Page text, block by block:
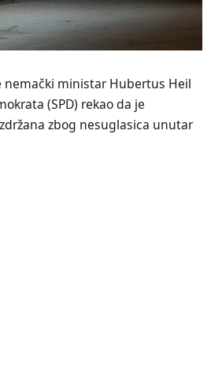
nemački ministar Hubertus Heil
(SPD) rekao da je
zbog nesuglasica unutar